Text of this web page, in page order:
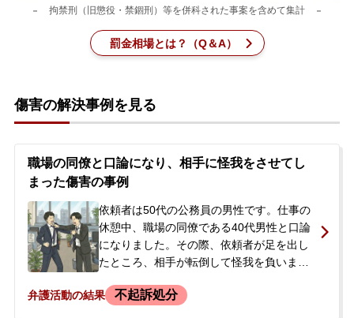
アクセス
解決実績
ご依頼者からのお手紙
無料相談の口コミ評判
拘禁刑（旧懲役・禁錮刑）等を併科された事案を含めて集計
罰金相場とは？（Q＆A）
傷害の解決事例を見る
職場の同僚と口論になり、相手に怪我をさせてし
まった傷害の事例
依頼者は50代の公務員の男性です。仕事の
休憩中、職場の同僚である40代男性と口論
になりました。その際、依頼者が足を出し
たところ、相手が転倒して怪我を負いまし
それによって転倒したとは思えない、と記
弁護活動の結果 不起訴処分